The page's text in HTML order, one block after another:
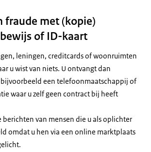
fraude met (kopie)
of ID-kaart
leningen, creditcards of woonruimten
u wist van niets. U ontvangt dan
een telefoonmaatschappij of
waar u zelf geen contract bij heeft
berichten van mensen die u als oplichter
omdat u hen via een online marktplaats